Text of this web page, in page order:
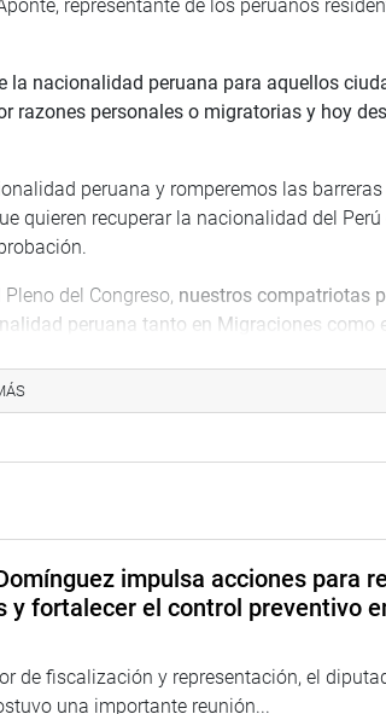
representante de los peruanos
la nacionalidad peruana para aquellos
razones personales o migratorias y hoy
peruana y romperemos las barreras
quieren recuperar la nacionalidad del
del Congreso, nuestros compatriotas
peruana tanto en Migraciones como
más de 360 solicitudes de recuperación de
impulsa acciones para
y fortalecer el control preventivo
de fiscalización y representación, el
una importante reunión...